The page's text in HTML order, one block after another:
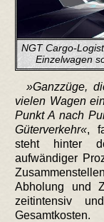
NGT Cargo-
Einzelwagen
Ganzzüge,
vielen Wagen
Punkt A nach
Güterverkehr ,
steht hinter
aufwändiger
Abholung und
zeitintensiv